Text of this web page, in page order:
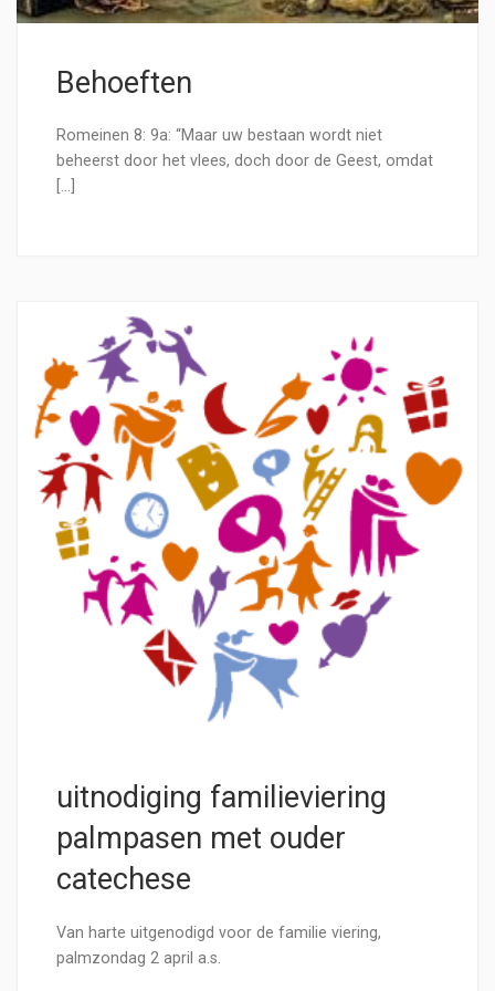
Behoeften
Romeinen 8: 9a: “Maar uw bestaan wordt niet
beheerst door het vlees, doch door de Geest, omdat
[…]
uitnodiging familieviering
palmpasen met ouder
catechese
Van harte uitgenodigd voor de familie viering,
palmzondag 2 april a.s.